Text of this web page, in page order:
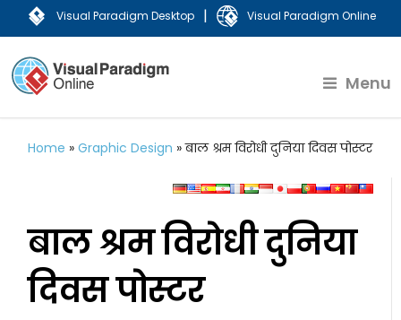
Visual Paradigm Desktop | Visual Paradigm Online
Menu
Home »Graphic Design »बाल श्रम विरोधी दुनिया दिवस पोस्टर
बाल श्रम विरोधी दुनिया
दिवस पोस्टर